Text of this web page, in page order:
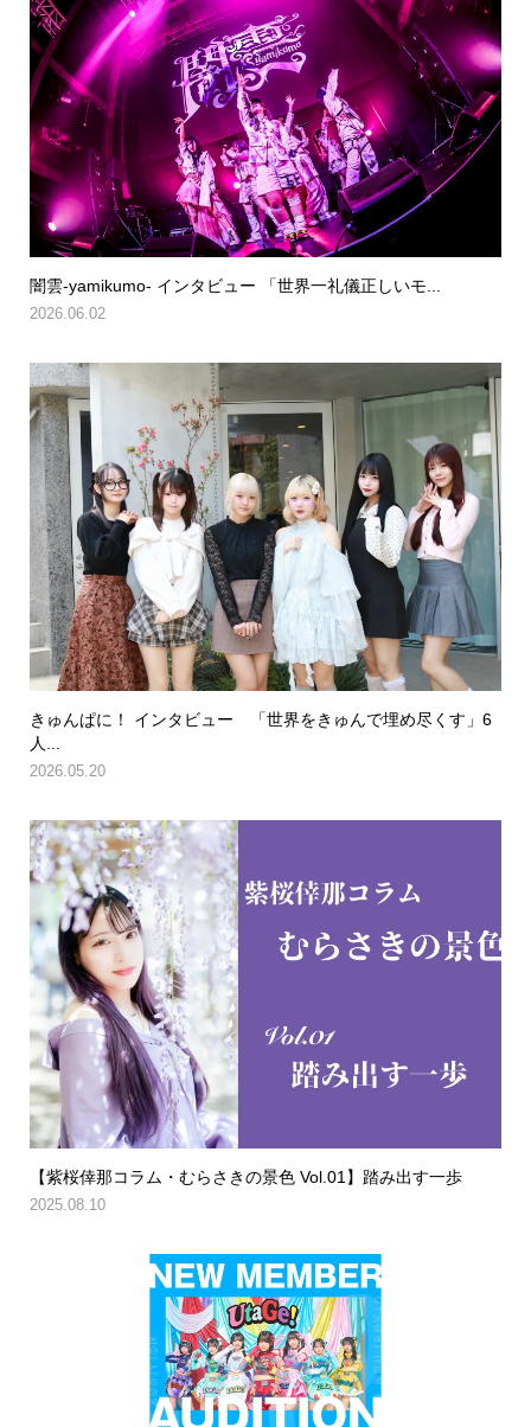
闇雲-yamikumo- インタビュー 「世界一礼儀正しいモ...
2026.06.02
きゅんぱに！ インタビュー 「世界をきゅんで埋め尽くす」6
人...
2026.05.20
【紫桜倖那コラム・むらさきの景色 Vol.01】踏み出す一歩
2025.08.10